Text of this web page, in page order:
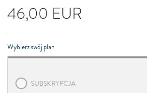
46,00 EUR
Wybierz swój plan
SUBSKRYPCJA